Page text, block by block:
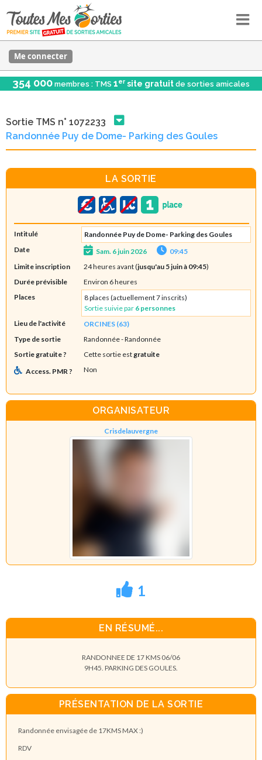
Me connecter
354 000 membres : TMS 1er site gratuit de sorties amicales
Sortie TMS n° 1072233
Randonnée Puy de Dome- Parking des Goules
LA SORTIE
Intitulé
Randonnée Puy de Dome- Parking des Goules
Date
Sam. 6 juin 2026
09:45
Limite inscription
24 heures avant (jusqu'au 5 juin à 09:45)
Durée prévisible
Environ 6 heures
Places
8 places (actuellement 7 inscrits)
Sortie suivie par 6 personnes
Lieu de l'activité
ORCINES (63)
Type de sortie
Randonnée- Randonnée
Sortie gratuite ?
Cette sortie est gratuite
Access. PMR ?
Non
ORGANISATEUR
Crisdelauvergne
1
EN RÉSUMÉ...
RANDONNEE DE 17 KMS 06/06
9H45. PARKING DES GOULES.
PRÉSENTATION DE LA SORTIE
Randonnée envisagée de 17KMS MAX :)
RDV